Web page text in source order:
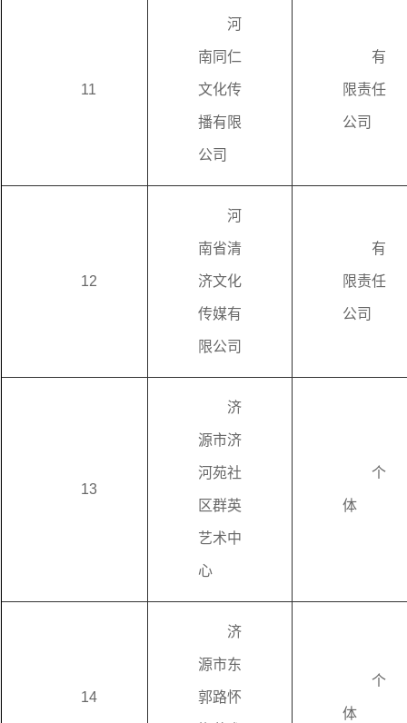
11
河
南同仁
文化传
播有限
公司
有
限责任
公司
12
河
南省清
济文化
传媒有
限公司
有
限责任
公司
13
济
源市济
河苑社
区群英
艺术中
心
个
体
14
济
源市东
郭路怀
个
体